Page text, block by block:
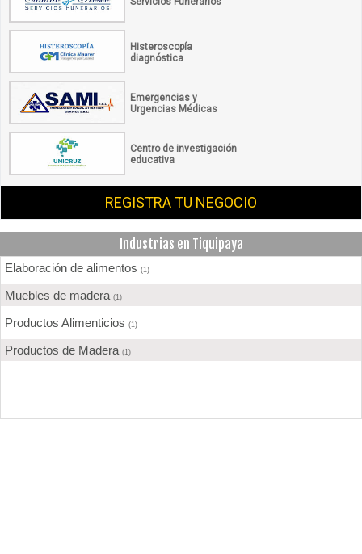
Histeroscopía
diagnóstica
Emergencias y
Urgencias Médicas
Centro de investigación
educativa
REGISTRA TU NEGOCIO
Industrias en Tiquipaya
Elaboración de alimentos (1)
Muebles de madera (1)
Productos Alimenticios (1)
Productos de Madera (1)